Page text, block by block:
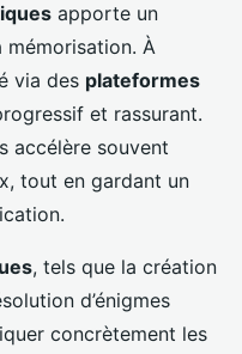
apporte un
À
via des plateformes
et rassurant.
accélère souvent
tout en gardant un
, tels que la création
d’énigmes
concrètement les